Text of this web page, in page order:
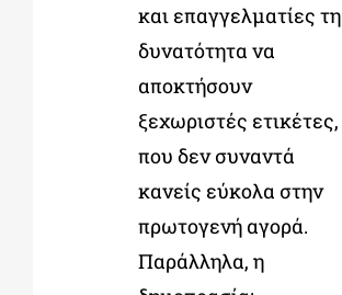
και επαγγελματίες τη
δυνατότητα να
αποκτήσουν
ξεχωριστές ετικέτες,
που δεν συναντά
κανείς εύκολα στην
πρωτογενή αγορά.
Παράλληλα, η